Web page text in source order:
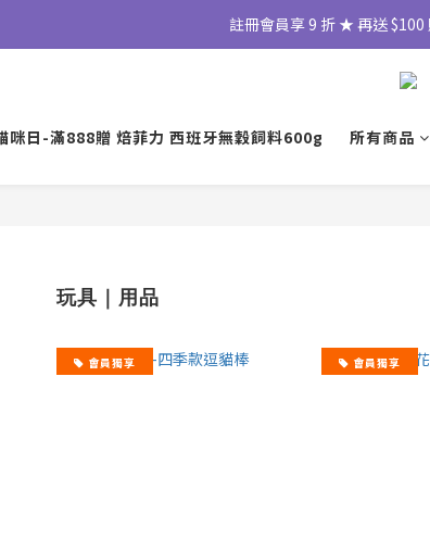
註冊會員享 9 折 ★ 再送
咪日-滿888贈 焙菲力 西班牙無穀飼料600g 所有商品
玩具｜用品
會員獨享 會員獨享